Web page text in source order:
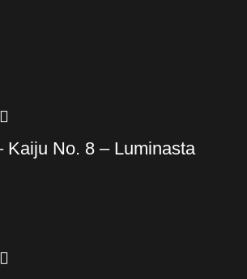
Kaiju No. 8 – Luminasta